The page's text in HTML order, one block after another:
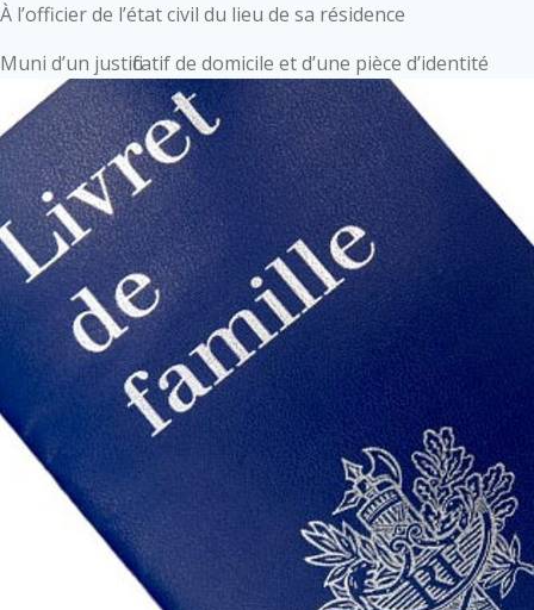
À l’officier de l’état civil du lieu de sa résidence
Muni d’un justificatif de domicile et d’une pièce d’identité